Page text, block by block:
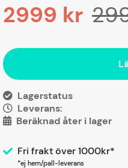
2999 kr
Lagerstatus
Leverans:
Beräknad åter i lager
Fri frakt över 1000kr*
*ej hem/pall-leverans